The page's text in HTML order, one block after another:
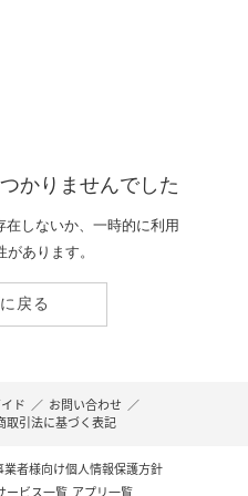
かりませんでした
しないか、一時的に利用
あります。
戻る
ド ／ お問い合わせ ／
取引法に基づく表記
業者様向け個人情報保護方針
ービス一覧 アプリ一覧